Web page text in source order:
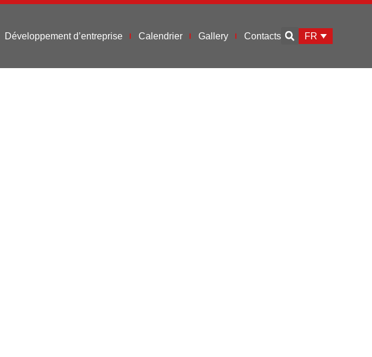
Développement d’entreprise Calendrier Gallery Contacts FR